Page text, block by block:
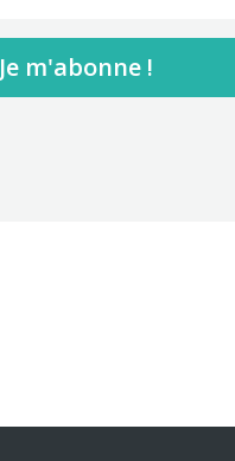
Je m'abonne !